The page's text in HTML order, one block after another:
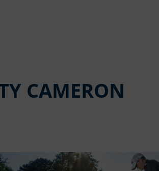
CAMERON